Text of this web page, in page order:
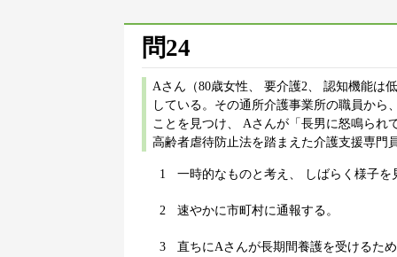
問24
Aさん（80歳女性、 要介護2、 認知機能は
している。その通所介護事業所の職員から
ことを見つけ、 Aさんが「長男に怒鳴られ
高齢者虐待防止法を踏まえた介護支援専門
1 一時的なものと考え、 しばらく様子を
2 速やかに市町村に通報する。
3 直ちにAさんが長期間養護を受けるた